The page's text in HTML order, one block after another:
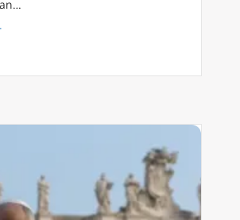
about De gaven van Sint Hildegard van